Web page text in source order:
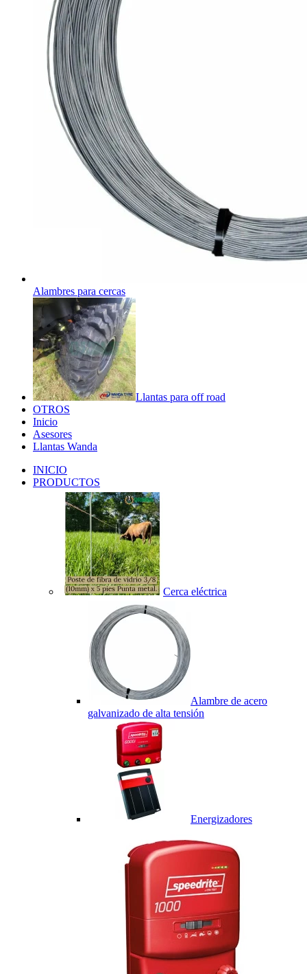
Alambres para cercas
Llantas para off road
OTROS
Inicio
Asesores
Llantas Wanda
INICIO
PRODUCTOS
Cerca eléctrica
Alambre de acero
galvanizado de alta tensión
Energizadores